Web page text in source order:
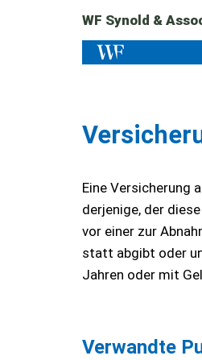
WF Synold &
Eine Versicherung
derjenige, der
vor einer zur
statt abgibt oder
Jahren oder mit
Verwandte